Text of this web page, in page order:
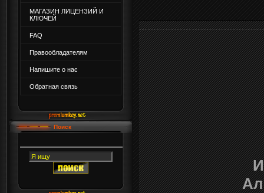
МАГАЗИН ЛИЦЕНЗИЙ И
КЛЮЧЕЙ
FAQ
Правообладателям
Напишите о нас
Обратная связь
Поиск